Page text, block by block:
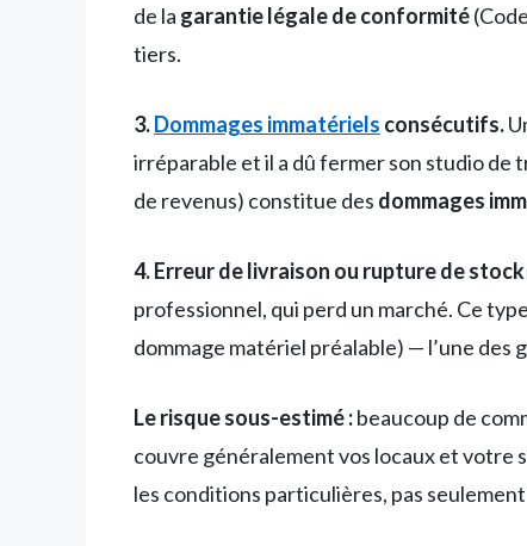
de la garantie légale de conformité
tiers.
3.Dommages immatériels consécutifs.
irréparable et il a dû fermer son studio de
de revenus) constitue des dommages
4. Erreur de livraison ou rupture de
professionnel, qui perd un marché. Ce
dommage matériel préalable) — l’une des
Le risque sous-estimé :beaucoup de
couvre généralement vos locaux et votre
les conditions particulières, pas